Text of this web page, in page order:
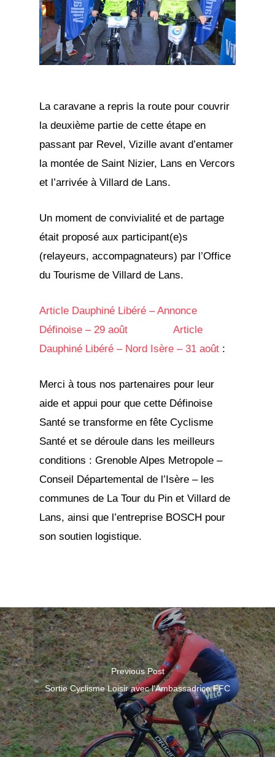
La caravane a repris la route pour couvrir
la deuxième partie de cette étape en
passant par Revel, Vizille avant d’entamer
la montée de Saint Nizier, Lans en Vercors
et l’arrivée à Villard de Lans.
Un moment de convivialité et de partage
était proposé aux participant(e)s
(relayeurs, accompagnateurs) par l’Office
du Tourisme de Villard de Lans.
Article Dauphiné Libéré – Annonce
Définoise – 29 août
Article
Dauphiné Libéré – Nord Isère – 31 août :
Merci à tous nos partenaires pour leur
aide et appui pour que cette Définoise
Santé se transforme en fête Cyclisme
Santé et se déroule dans les meilleurs
conditions : Grenoble Alpes Metropole –
Conseil Départemental de l’Isère – les
communes de La Tour du Pin et Villard de
Lans, ainsi que l’entreprise BOSCH pour
son soutien logistique.
Previous Post
Sortie Cyclisme Loisir avec l'Ambassadrice FFC